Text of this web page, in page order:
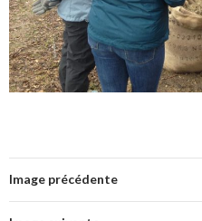
Image précédente